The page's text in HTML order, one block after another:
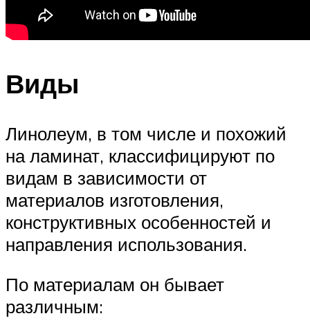
Виды
Линолеум, в том числе и похожий
на ламинат, классифицируют по
видам в зависимости от
материалов изготовления,
конструктивных особенностей и
направления использования.
По материалам он бывает
различным: